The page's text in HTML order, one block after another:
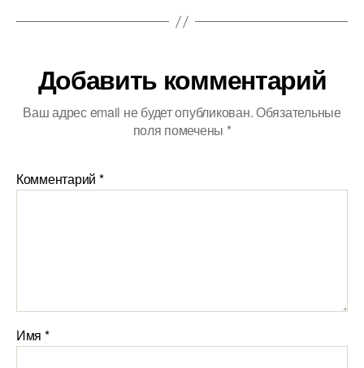
Добавить комментарий
Ваш адрес email не будет опубликован.Обязательные
поля помечены *
Комментарий *
Имя *